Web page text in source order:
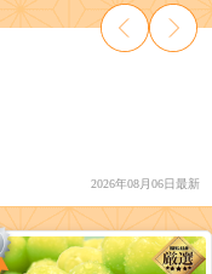
2026年08月06日最新